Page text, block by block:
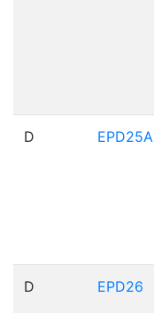
D EPD25A
D EPD26